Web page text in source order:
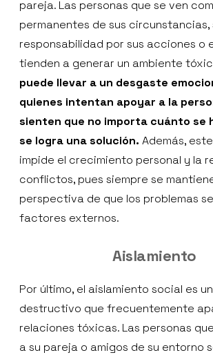
pareja. Las personas que se ven
permanentes de sus circunstancias,
responsabilidad por sus acciones o
tienden a generar un ambiente
puede llevar a un desgaste
quienes intentan apoyar a la
sienten que no importa cuánto se
se logra una solución. Además,
impide el crecimiento personal y la
conflictos, pues siempre se
perspectiva de que los problemas
factores externos.
Aislamiento
Por último, el aislamiento social es
destructivo que frecuentemente
relaciones tóxicas. Las personas
a su pareja o amigos de su entorno